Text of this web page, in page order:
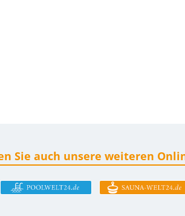
Sie auch unsere weiteren